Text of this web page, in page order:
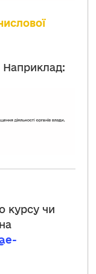
Наприклад:
курсу чи